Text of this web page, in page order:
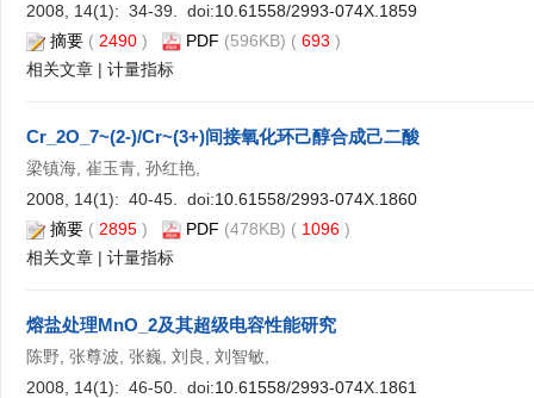
2008, 14(1): 34-39. doi:10.61558/2993-074X.1859
摘要 ( 2490 ) PDF (596KB) ( 693 )
相关文章 | 计量指标
Cr_2O_7~(2-)/Cr~(3+)间接氧化环己醇合成己二酸
梁镇海, 崔玉青, 孙红艳,
2008, 14(1): 40-45. doi:10.61558/2993-074X.1860
摘要 ( 2895 ) PDF (478KB) ( 1096 )
相关文章 | 计量指标
熔盐处理MnO_2及其超级电容性能研究
陈野, 张尊波, 张巍, 刘良, 刘智敏,
2008, 14(1): 46-50. doi:10.61558/2993-074X.1861